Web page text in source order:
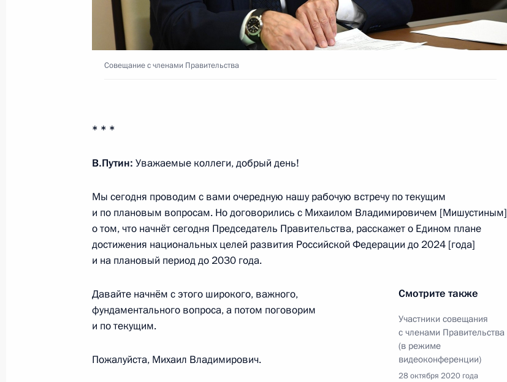
28 октября 2020 года, среда
27 октября 2020 года, вторник
Телефонный разговор с Президентом Турции Реджепом Тайипом
27 октября 2020 года, 22:00
Заседание Совета по культуре и искусству
26 октября 2020 года, понедельник
Заявление Владимира Путина о дополнительных шагах
по деэскалации обстановки в Европе в условиях прекращения
Совещание с членами Правительства
* * *
В.Путин: Уважаемые коллеги, добрый день!
Мы сегодня проводим с вами очередную нашу рабочую встречу по текущим
и по плановым вопросам. Но договорились с Михаилом Владимировичем [Мишустиным]
о том, что начнёт сегодня Председатель Правительства, расскажет о Едином плане
достижения национальных целей развития Российской Федерации до 2024 [года]
и на плановый период до 2030 года.
Смотрите также
Участники совещания
с членами Правительства
(в режиме
видеоконференции)
28 октября 2020 года
Давайте начнём с этого широкого, важного,
фундаментального вопроса, а потом поговорим
и по текущим.
Пожалуйста, Михаил Владимирович.